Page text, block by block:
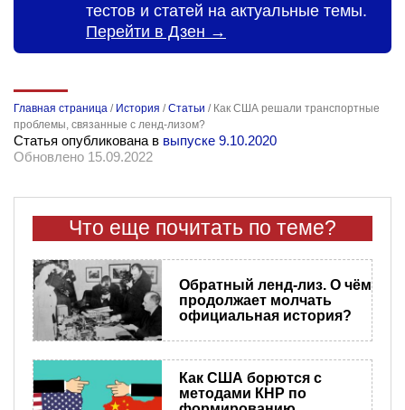
тестов и статей на актуальные темы.
Перейти в Дзен →
Главная страница / История /Статьи / Как США решали транспортные
проблемы, связанные с ленд-лизом?
Статья опубликована в выпуске 9.10.2020
Обновлено 15.09.2022
Что еще почитать по теме?
Обратный ленд-лиз. О чём
продолжает молчать
официальная история?
Как США борются с
методами КНР по